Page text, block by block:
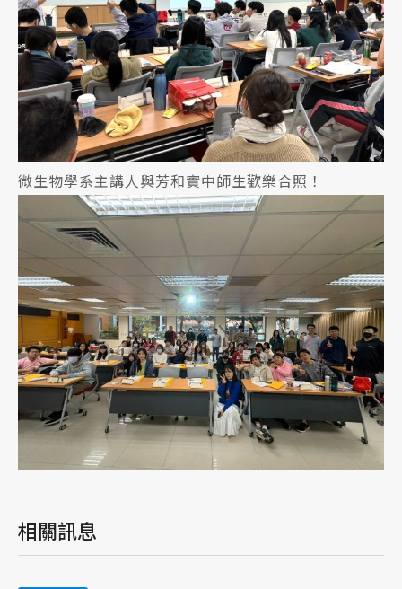
微生物學系主講人與芳和實中師生歡樂合照！
相關訊息